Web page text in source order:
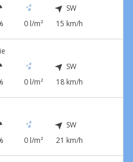
0 l/m²
SW
15 km/h
0 l/m²
SW
18 km/h
0 l/m²
SW
21 km/h